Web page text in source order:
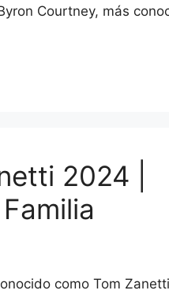
Courtney, más
2024 |
como Tom